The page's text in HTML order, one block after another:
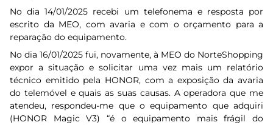
No dia 14/01/2025 recebi um telefonema e resposta por
escrito da MEO, com avaria e com o orçamento para a
reparação do equipamento.
No dia 16/01/2025 fui, novamente, à MEO do NorteShopping
expor a situação e solicitar uma vez mais um relatório
técnico emitido pela HONOR, com a exposição da avaria
do telemóvel e quais as suas causas. A operadora que me
atendeu, respondeu-me que o equipamento que adquiri
(HONOR Magic V3) “é o equipamento mais frágil do